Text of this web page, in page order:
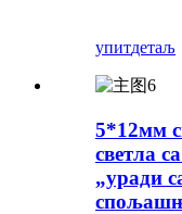
упитдетаљ
5*12мм
светла
„уради